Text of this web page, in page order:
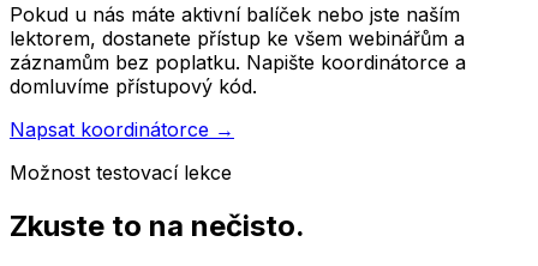
Pokud u nás máte aktivní balíček nebo jste naším
lektorem, dostanete přístup ke všem webinářům a
záznamům bez poplatku. Napište koordinátorce a
domluvíme přístupový kód.
Napsat koordinátorce →
Možnost testovací lekce
Zkuste to na nečisto.